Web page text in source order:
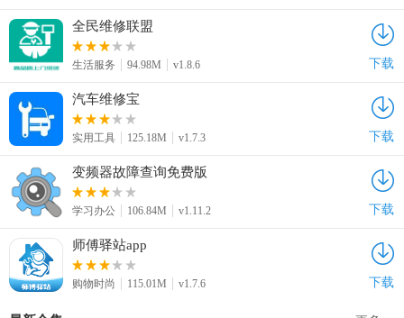
全民维修联盟
生活服务 94.98M v1.8.6 下载
汽车维修宝
实用工具 125.18M v1.7.3 下载
变频器故障查询免费版
学习办公 106.84M v1.11.2 下载
师傅驿站app
购物时尚 115.01M v1.7.6 下载